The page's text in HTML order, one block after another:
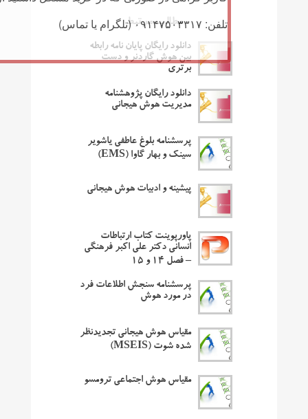
مطالب مرتبط
دانلود رایگان پایان نامه رابطه
بین هوش گاردنر و دست
برتری
دانلود رایگان پژوهشنامه
مدیریت هوش هیجانی
پرسشنامه بلوغ عاطفی یاشویر
سینک و بهار گاوا (EMS)
پیشینه و ادبیات هوش هیجانی
پاورپوینت کتاب ارتباطات
انسانی دکتر علی اکبر فرهنگی
– فصل ۱۴ و ۱۵
پرسشنامه سنجش اطلاعات فرد
در مورد هوش
مقیاس هوش هیجانی تجدیدنظر
شده شوت (MSEIS)
مقیاس هوش اجتماعی ترومسو
تلفن: ۰۹۱۴۷۵۰۳۳۱۷ (تلگرام یا تماس)